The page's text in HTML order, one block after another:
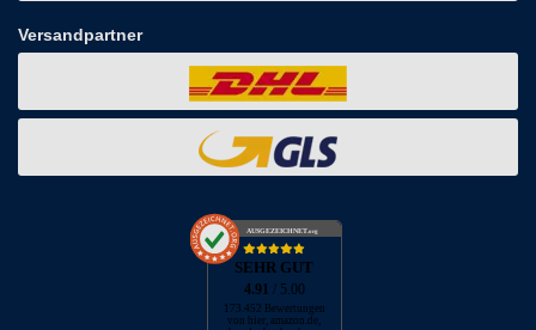
Versandpartner
AUSGEZEICHNET.org
SEHR GUT
4.91 / 5.00
173.452 Bewertungen
von hier, amazon.de,